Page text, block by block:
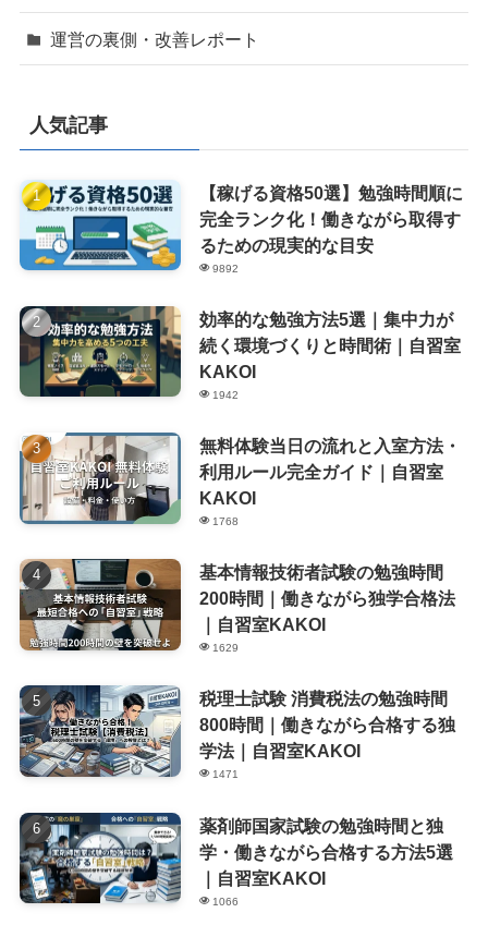
運営の裏側・改善レポート
人気記事
【稼げる資格50選】勉強時間順に
完全ランク化！働きながら取得す
るための現実的な目安
9892
効率的な勉強方法5選｜集中力が
続く環境づくりと時間術｜自習室
KAKOI
1942
無料体験当日の流れと入室方法・
利用ルール完全ガイド｜自習室
KAKOI
1768
基本情報技術者試験の勉強時間
200時間｜働きながら独学合格法
｜自習室KAKOI
1629
税理士試験 消費税法の勉強時間
800時間｜働きながら合格する独
学法｜自習室KAKOI
1471
薬剤師国家試験の勉強時間と独
学・働きながら合格する方法5選
｜自習室KAKOI
1066